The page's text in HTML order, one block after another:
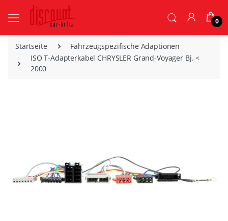
0
Startseite
Fahrzeugspezifische Adaptionen
ISO T-Adapterkabel CHRYSLER Grand-Voyager Bj. <
2000